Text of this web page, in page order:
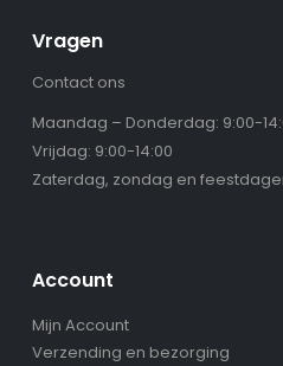
Vragen
Contact ons
Maandag – Donderdag: 9:00-
Vrijdag: 9:00-14:00
Zaterdag, zondag en
Account
Mijn Account
Verzending en bezorging